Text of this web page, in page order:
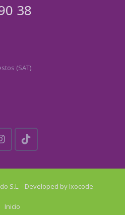
38
(SAT):
S.L. - Developed by Ixocode
Inicio